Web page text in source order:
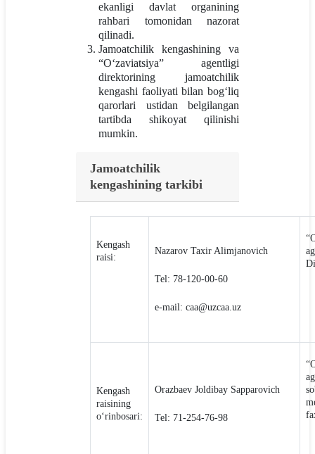
ekanligi davlat organining
rahbari tomonidan nazorat
qilinadi.
Jamoatchilik kengashining va
“O‘zaviatsiya” agentligi
direktorining jamoatchilik
kengashi faoliyati bilan bog‘liq
qarorlari ustidan belgilangan
tartibda shikoyat qilinishi
mumkin.
Jamoatchilik
kengashining tarkibi
Kengash
raisi:
Nazarov Taxir Alimjanovich
Tel: 78-120-00-60
e-mail: cаа@uzcaa.uz
Kengash
raisining
o‘rinbosari:
Orazbaev Joldibay Sapparovich
Tel: 71-254-76-98